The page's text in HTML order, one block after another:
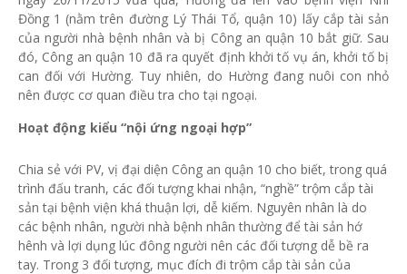
Đồng 1 (nằm trên đường Lý Thái Tổ, quận 10) lấy cắp tài sản
của người nhà bệnh nhân và bị Công an quận 10 bắt giữ. Sau
đó, Công an quận 10 đã ra quyết định khởi tố vụ án, khởi tố bị
can đối với Hường. Tuy nhiên, do Hường đang nuôi con nhỏ
nên được cơ quan điều tra cho tại ngoại.
Hoạt động kiểu “nội ứng ngoại hợp”
Chia sẻ với PV, vị đại diện Công an quận 10 cho biết, trong quá
trình đấu tranh, các đối tượng khai nhận, “nghề” trộm cắp tài
sản tại bệnh viện khá thuận lợi, dễ kiếm. Nguyên nhân là do
các bệnh nhân, người nhà bệnh nhân thường để tài sản hớ
hênh và lợi dụng lúc đông người nên các đối tượng dễ bề ra
tay. Trong 3 đối tượng, mục đích đi trộm cắp tài sản của